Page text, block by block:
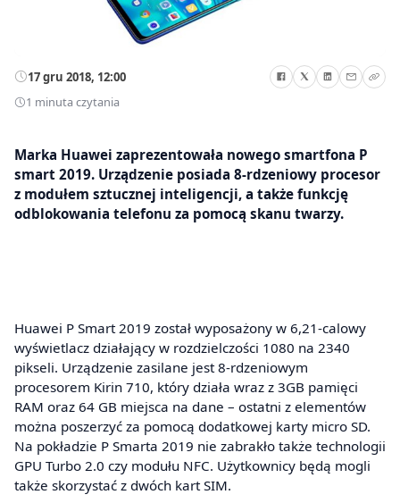
17 gru 2018, 12:00
1 minuta czytania
Marka Huawei zaprezentowała nowego smartfona P
smart 2019. Urządzenie posiada 8-rdzeniowy procesor
z modułem sztucznej inteligencji, a także funkcję
odblokowania telefonu za pomocą skanu twarzy.
Huawei P Smart 2019 został wyposażony w 6,21-calowy
wyświetlacz działający w rozdzielczości 1080 na 2340
pikseli. Urządzenie zasilane jest 8-rdzeniowym
procesorem Kirin 710, który działa wraz z 3GB pamięci
RAM oraz 64 GB miejsca na dane – ostatni z elementów
można poszerzyć za pomocą dodatkowej karty micro SD.
Na pokładzie P Smarta 2019 nie zabrakło także technologii
GPU Turbo 2.0 czy modułu NFC. Użytkownicy będą mogli
także skorzystać z dwóch kart SIM.